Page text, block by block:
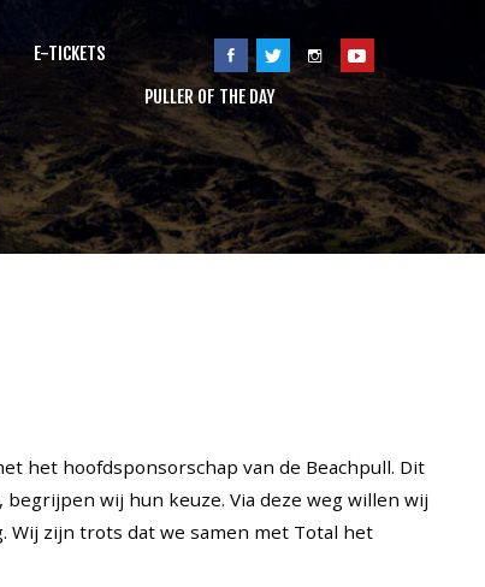
E-TICKETS
PULLER OF THE DAY
het hoofdsponsorschap van de Beachpull. Dit
wij hun keuze. Via deze weg willen wij
zijn trots dat we samen met Total het